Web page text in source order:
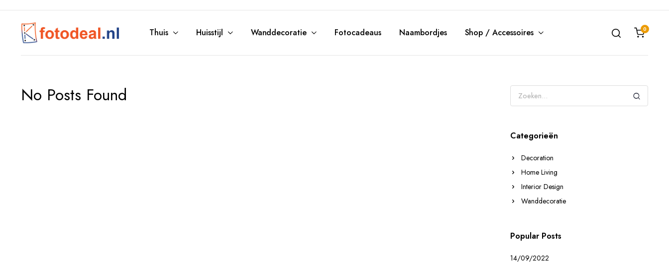
Thuis Huisstijl Wanddecoratie Fotocadeaus Naambordjes Shop / Accessoires 0
No Posts Found
Categorieën
Decoration
Home Living
Interior Design
Wanddecoratie
Popular Posts
14/09/2022